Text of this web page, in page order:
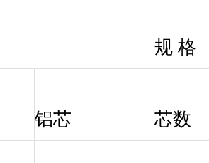
规 格
铝芯 芯数